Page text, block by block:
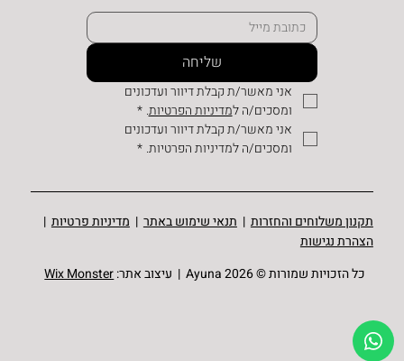
שליחה
ומסכים/ה למדיניות הפרטיות.
*
ומסכים/ה למדיניות הפרטיות. *
כל הזכויות שמורות © Ayuna 2026 | עיצוב אתר: Wix Monster
תקנון משלוחים והחזרות|תנאי שימוש באתר|מדיניות פרטיות|
הצהרת נגישות